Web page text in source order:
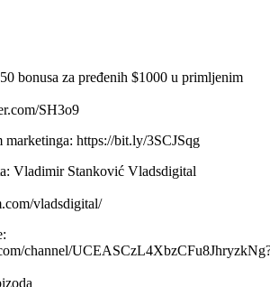
bonusa za pređenih $1000 u primljenim
SH3o9
marketinga: https://bit.ly/3SCJSqg
Vladimir Stanković Vladsdigital
vladsdigital/
channel/